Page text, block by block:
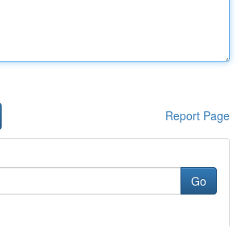
Report Page
Go